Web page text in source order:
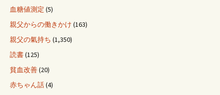
血糖値測定 (5)
親父からの働きかけ (163)
親父の氣持ち (1,350)
読書(125)
貧血改善(20)
赤ちゃん話(4)